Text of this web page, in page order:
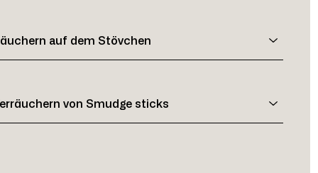
auf dem Stövchen
von Smudge sticks